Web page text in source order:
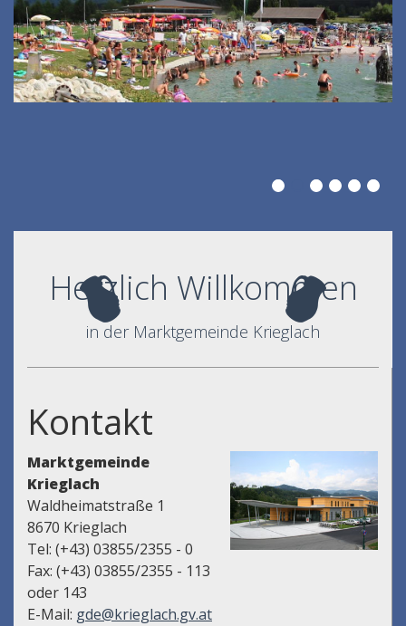
Herzlich Willkommen
in der Marktgemeinde Krieglach
Kontakt
Marktgemeinde
Krieglach
Waldheimatstraße 1
8670 Krieglach
Tel: (+43) 03855/2355 - 0
Fax: (+43) 03855/2355 - 113
oder 143
E-Mail: gde@krieglach.gv.at